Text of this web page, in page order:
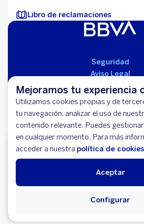
Mejoramos tu experiencia
Utilizamos cookies propias y de
tu navegación, analizar el uso de
contenido relevante. Puedes
en cualquier momento. Para más
acceder a nuestra política de cookies
Aceptar
Configurar
Cotiza tu Crédito
online
En 2 minutos y cumple
Cotiza aquí
Libro de reclamaciones
Seguridad
Aviso Legal
Cláusulas Generales de
Mapa del Sitio
Libro de
Llámanos (01) 595-
Banco BBVA Perú - RUC
Av. República de Panamá 3055